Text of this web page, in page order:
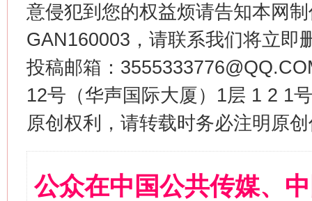
意侵犯到您的权益烦请告知本网
GAN160003，请联系我们将立即
投稿邮箱：
12号（华声国际大厦）1层 1 2 1
原创权利，请转载时务必注明原
公众在中国公共传媒、